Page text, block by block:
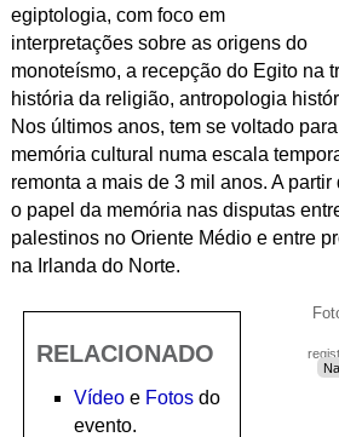
egiptologia, com foco em
interpretações sobre as origens do
monoteísmo, a recepção do Egito na
história da religião, antropologia
Nos últimos anos, tem se voltado
memória cultural numa escala
remonta a mais de 3 mil anos. A
o papel da memória nas disputas
palestinos no Oriente Médio e entre
na Irlanda do Norte.
RELACIONADO
Vídeo e Fotos do
evento.